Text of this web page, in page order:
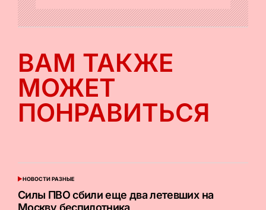
ВАМ ТАКЖЕ
МОЖЕТ
ПОНРАВИТЬСЯ
ОПУБЛИКОВАНО
В
НОВОСТИ РАЗНЫЕ
Силы ПВО сбили еще два летевших на